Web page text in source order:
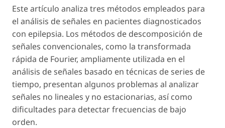
Este artículo analiza tres métodos empleados para
el análisis de señales en pacientes diagnosticados
con epilepsia. Los métodos de descomposición de
señales convencionales, como la transformada
rápida de Fourier, ampliamente utilizada en el
análisis de señales basado en técnicas de series de
tiempo, presentan algunos problemas al analizar
señales no lineales y no estacionarias, así como
dificultades para detectar frecuencias de bajo
orden.